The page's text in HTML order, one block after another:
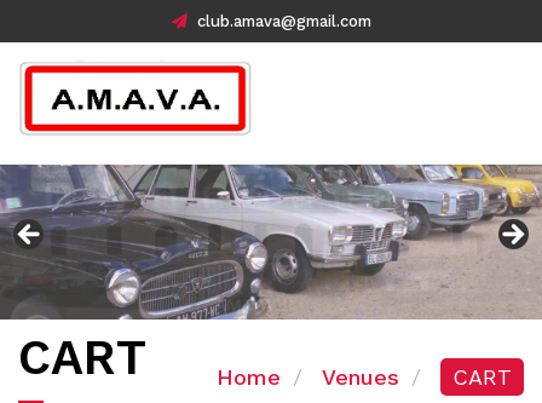
club.amava@gmail.com
CART Home Venues CART